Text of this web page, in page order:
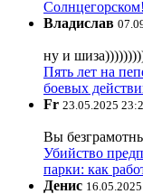
Солнцегорском!
Владислав
ну и
Пять лет на
боевых
Fr 23.05.2025
Вы
Убийство
парки: как
Денис